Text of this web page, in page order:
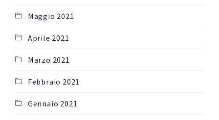
Maggio 2021
Aprile 2021
Marzo 2021
Febbraio 2021
Gennaio 2021